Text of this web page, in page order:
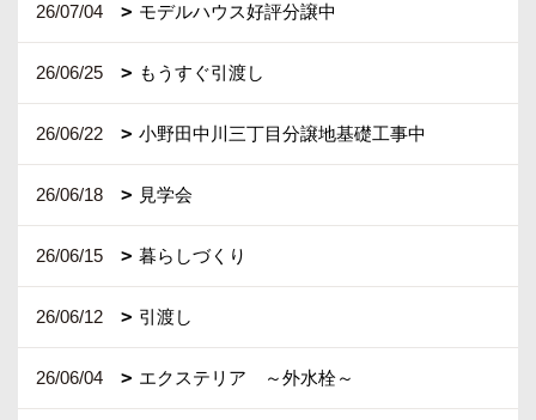
26/07/04 モデルハウス好評分譲中
26/06/25 もうすぐ引渡し
26/06/22 小野田中川三丁目分譲地基礎工事中
26/06/18 見学会
26/06/15 暮らしづくり
26/06/12 引渡し
26/06/04 エクステリア ～外水栓～